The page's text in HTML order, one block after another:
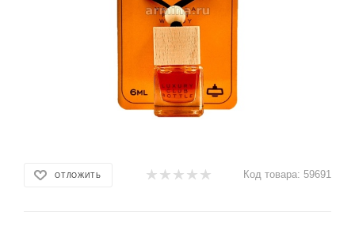
ОТЛОЖИТЬ Код товара: 59691